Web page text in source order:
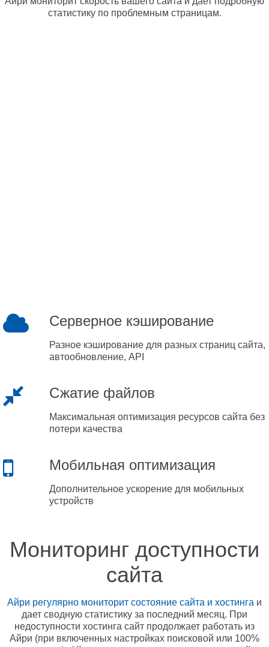
статистику по проблемным страницам.
Серверное кэширование
Разное кэширование для разных страниц сайта,
автообновление, API
Сжатие файлов
Максимальная оптимизация ресурсов сайта без
потери качества
Мобильная оптимизация
Дополнительное ускорение для мобильных
устройств
Мониторинг доступности
сайта
Айри регулярно мониторит состояние сайта и хостинга и
дает сводную статистику за последний месяц. При
недоступности хостинга сайт продолжает работать из
Айри (при включенных настройках поисковой или 100%